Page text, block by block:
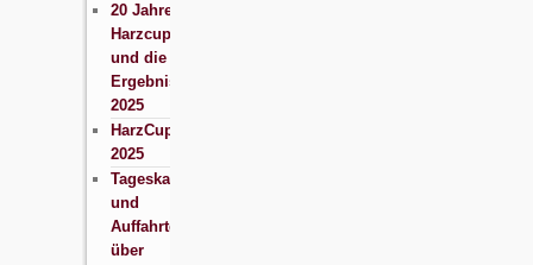
20 Jahre
Harzcup
und die
Ergebnisse
2025
HarzCup
2025
Tageskarten
und
Auffahrten
über